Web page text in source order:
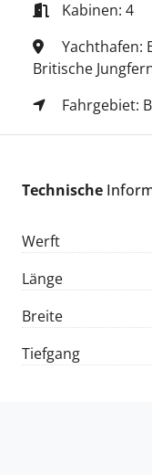
Kabinen: 4
Yachthafen:
Britische
Fahrgebiet:
Technische
Werft
Länge
Breite
Tiefgang